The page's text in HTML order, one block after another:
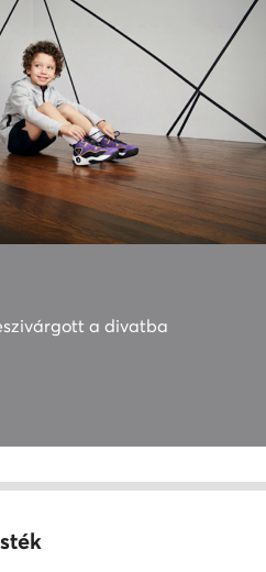
a divatba